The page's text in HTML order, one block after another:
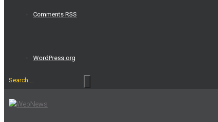
Comments RSS
WordPress.org
Search